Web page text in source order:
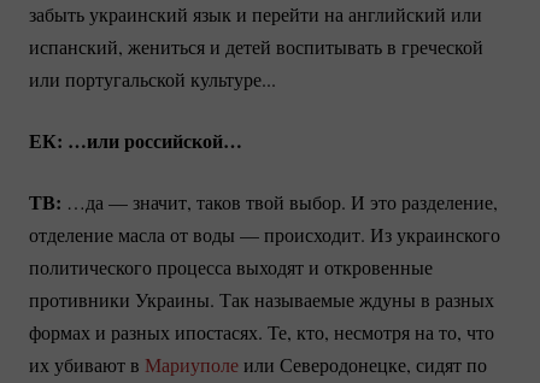
забыть украинский язык и перейти на английский или
испанский, жениться и детей воспитывать в греческой
или португальской культуре...
ЕК: …или российской…
ТВ: …да — значит, таков твой выбор. И это разделение,
отделение масла от воды — происходит. Из украинского
политического процесса выходят и откровенные
противники Украины. Так называемые ждуны в разных
формах и разных ипостасях. Те, кто, несмотря на то, что
их убивают в Мариуполеили Северодонецке, сидят по